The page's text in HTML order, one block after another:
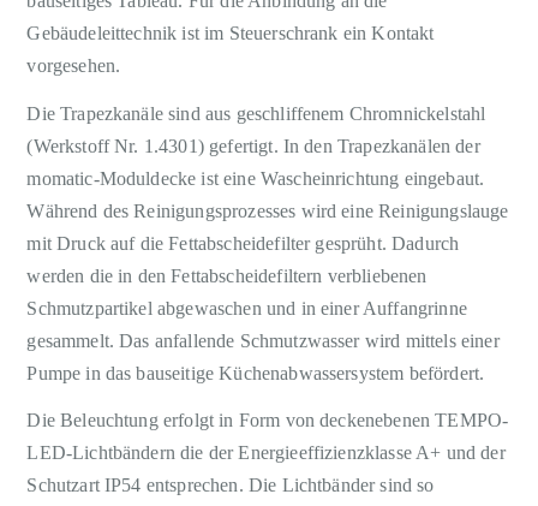
Gebäudeleittechnik ist im Steuerschrank ein Kontakt
vorgesehen.
Die Trapezkanäle sind aus geschliffenem Chromnickelstahl
(Werkstoff Nr. 1.4301) gefertigt. In den Trapezkanälen der
momatic-Moduldecke ist eine Wascheinrichtung eingebaut.
Während des Reinigungsprozesses wird eine Reinigungslauge
mit Druck auf die Fettabscheidefilter gesprüht. Dadurch
werden die in den Fettabscheidefiltern verbliebenen
Schmutzpartikel abgewaschen und in einer Auffangrinne
gesammelt. Das anfallende Schmutzwasser wird mittels einer
Pumpe in das bauseitige Küchenabwassersystem befördert.
Die Beleuchtung erfolgt in Form von deckenebenen TEMPO-
LED-Lichtbändern die der Energieeffizienzklasse A+ und der
Schutzart IP54 entsprechen. Die Lichtbänder sind so